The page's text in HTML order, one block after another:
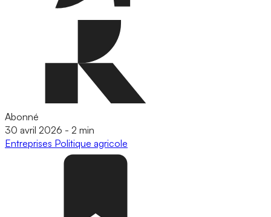
Abonné
30 avril 2026 - 2 min
Entreprises Politique agricole